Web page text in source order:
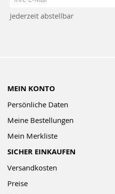
Newsletter:
Jederzeit abstellbar
MEIN KONTO
Persönliche Daten
Meine Bestellungen
Mein Merkliste
SICHER EINKAUFEN
Versandkosten
Preise